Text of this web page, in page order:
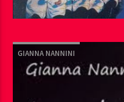
GIANNA NANNINI